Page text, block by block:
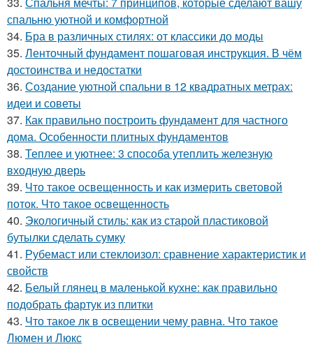
спальню уютной и комфортной
34. Бра в различных стилях: от классики до моды
35. Ленточный фундамент пошаговая инструкция. В чём
достоинства и недостатки
36. Создание уютной спальни в 12 квадратных метрах:
идеи и советы
37. Как правильно построить фундамент для частного
дома. Особенности плитных фундаментов
38. Теплее и уютнее: 3 способа утеплить железную
входную дверь
39. Что такое освещенность и как измерить световой
поток. Что такое освещенность
40. Экологичный стиль: как из старой пластиковой
бутылки сделать сумку
41. Рубемаст или стеклоизол: сравнение характеристик и
свойств
42. Белый глянец в маленькой кухне: как правильно
подобрать фартук из плитки
43. Что такое лк в освещении чему равна. Что такое
Люмен и Люкс